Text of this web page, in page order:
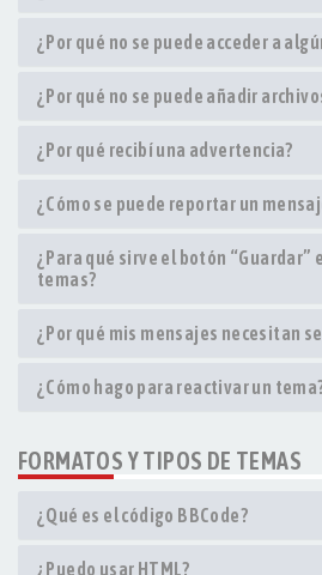
¿Por qué no se puede acceder a
¿Por qué no se puede añadir
¿Por qué recibí una advertencia?
¿Cómo se puede reportar un
¿Para qué sirve el botón “Guardar”
temas?
¿Por qué mis mensajes necesitan
¿Cómo hago para reactivar un
FORMATOS Y TIPOS DE TEMAS
¿Qué es el código BBCode?
¿Puedo usar HTML?